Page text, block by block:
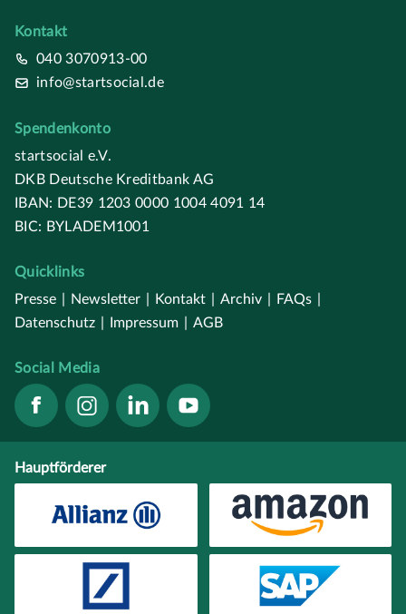
Kontakt
040 3070913-00
info@startsocial.de
Spendenkonto
startsocial e.V.
DKB Deutsche Kreditbank AG
IBAN: DE39 1203 0000 1004 4091 14
BIC: BYLADEM1001
Quicklinks
Presse
Newsletter Kontakt Archiv FAQs
Datenschutz
Impressum AGB
Social Media
Hauptförderer